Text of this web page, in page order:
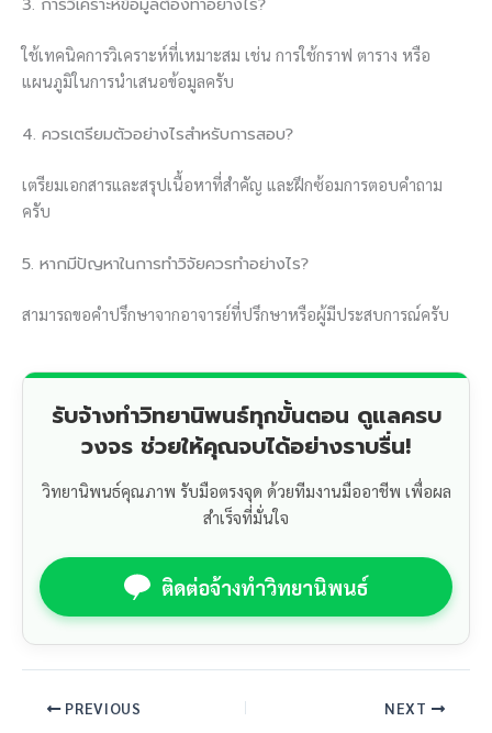
ใช้เทคนิคการวิเคราะห์ที่เหมาะสม เช่น การใช้กราฟ ตาราง หรือ
แผนภูมิในการนำเสนอข้อมูลครับ
4. ควรเตรียมตัวอย่างไรสำหรับการสอบ?
เตรียมเอกสารและสรุปเนื้อหาที่สำคัญ และฝึกซ้อมการตอบคำถาม
ครับ
5. หากมีปัญหาในการทำวิจัยควรทำอย่างไร?
สามารถขอคำปรึกษาจากอาจารย์ที่ปรึกษาหรือผู้มีประสบการณ์ครับ
รับจ้างทำวิทยานิพนธ์ทุกขั้นตอน ดูแลครบ
วงจร ช่วยให้คุณจบได้อย่างราบรื่น!
วิทยานิพนธ์คุณภาพ รับมือตรงจุด ด้วยทีมงานมืออาชีพ เพื่อผล
สำเร็จที่มั่นใจ
ติดต่อจ้างทำวิทยานิพนธ์
PREVIOUS NEXT